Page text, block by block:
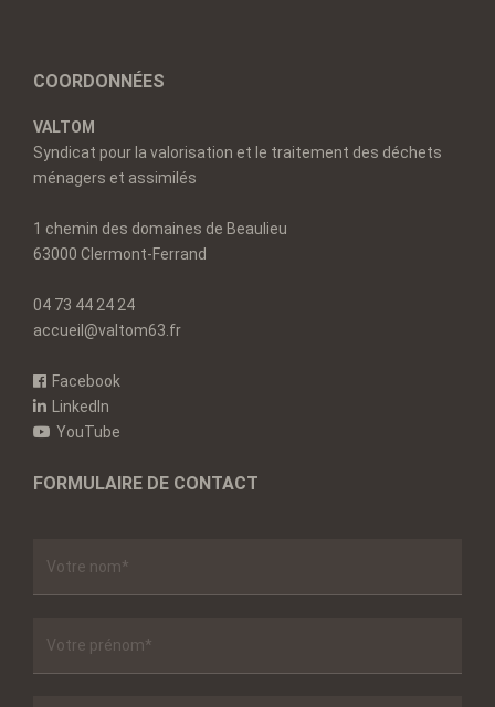
COORDONNÉES
VALTOM
Syndicat pour la valorisation et le traitement des déchets
ménagers et assimilés
1 chemin des domaines de Beaulieu
63000 Clermont-Ferrand
04 73 44 24 24
accueil@valtom63.fr
Facebook
LinkedIn
YouTube
FORMULAIRE DE CONTACT